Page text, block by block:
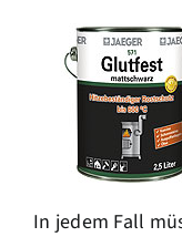
In jedem Fall